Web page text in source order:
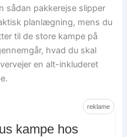
sådan pakkerejse slipper
planlægning, mens du
til de store kampe på
hvad du skal
en alt-inkluderet
reklame
kampe hos